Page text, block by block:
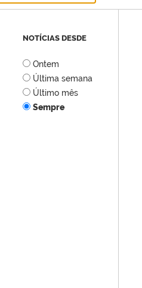
NOTÍCIAS DESDE
Ontem
Última semana
Último mês
Sempre